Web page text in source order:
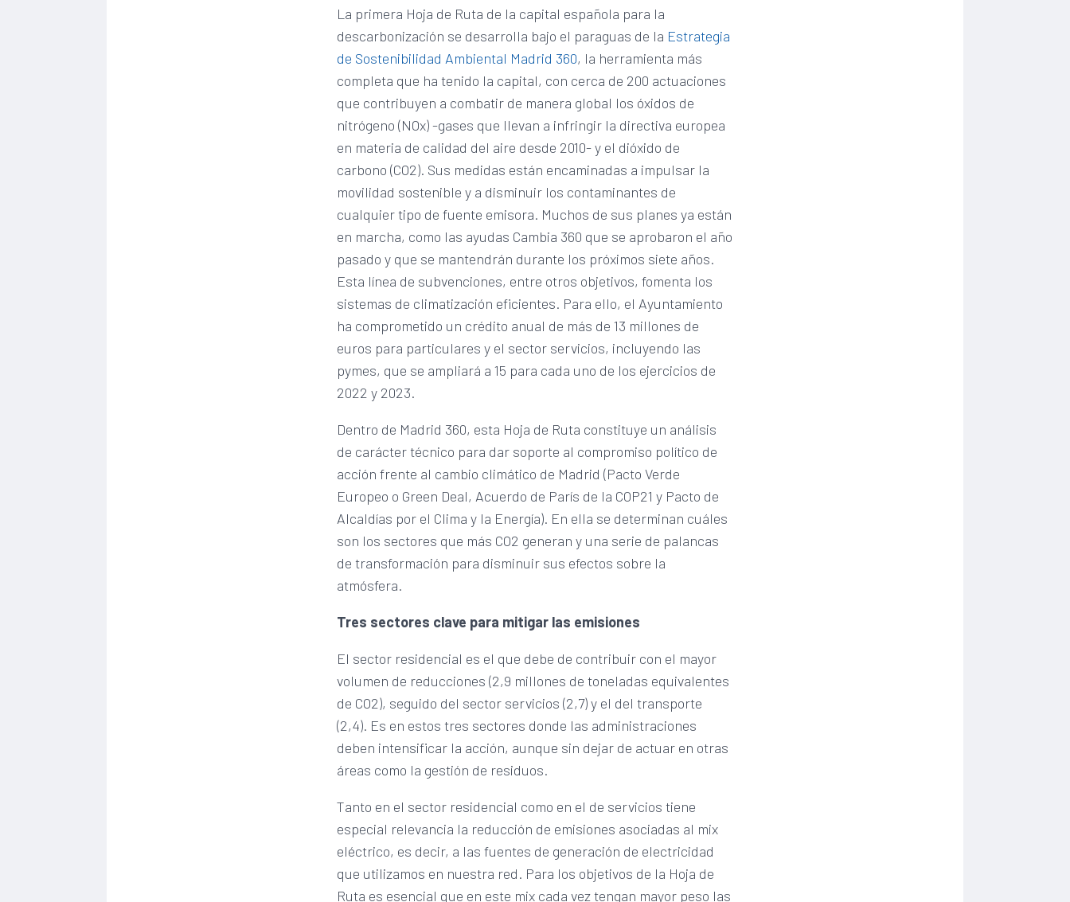
La primera Hoja de Ruta de la capital española para la
descarbonización se desarrolla bajo el paraguas de la Estrategia
de Sostenibilidad Ambiental Madrid 360, la herramienta más
completa que ha tenido la capital, con cerca de 200 actuaciones
que contribuyen a combatir de manera global los óxidos de
nitrógeno (NOx) -gases que llevan a infringir la directiva europea
en materia de calidad del aire desde 2010- y el dióxido de
carbono (CO2). Sus medidas están encaminadas a impulsar la
movilidad sostenible y a disminuir los contaminantes de
cualquier tipo de fuente emisora. Muchos de sus planes ya están
en marcha, como las ayudas Cambia 360 que se aprobaron el año
pasado y que se mantendrán durante los próximos siete años.
Esta línea de subvenciones, entre otros objetivos, fomenta los
sistemas de climatización eficientes. Para ello, el Ayuntamiento
ha comprometido un crédito anual de más de 13 millones de
euros para particulares y el sector servicios, incluyendo las
pymes, que se ampliará a 15 para cada uno de los ejercicios de
2022 y 2023.
Dentro de Madrid 360, esta Hoja de Ruta constituye un análisis
de carácter técnico para dar soporte al compromiso político de
acción frente al cambio climático de Madrid (Pacto Verde
Europeo o Green Deal, Acuerdo de París de la COP21 y Pacto de
Alcaldías por el Clima y la Energía). En ella se determinan cuáles
son los sectores que más CO2 generan y una serie de palancas
de transformación para disminuir sus efectos sobre la
atmósfera.
Tres sectores clave para mitigar las emisiones
El sector residencial es el que debe de contribuir con el mayor
volumen de reducciones (2,9 millones de toneladas equivalentes
de CO2), seguido del sector servicios (2,7) y el del transporte
(2,4). Es en estos tres sectores donde las administraciones
deben intensificar la acción, aunque sin dejar de actuar en otras
áreas como la gestión de residuos.
Tanto en el sector residencial como en el de servicios tiene
especial relevancia la reducción de emisiones asociadas al mix
eléctrico, es decir, a las fuentes de generación de electricidad
que utilizamos en nuestra red. Para los objetivos de la Hoja de
Ruta es esencial que en este mix cada vez tengan mayor peso las